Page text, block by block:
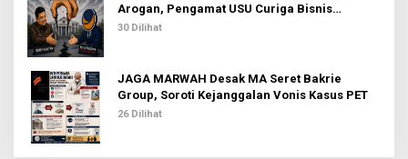
Arogan, Pengamat USU Curiga Bisnis
Reklame
30 Dilihat
JAGA MARWAH Desak MA Seret Bakrie
Group, Soroti Kejanggalan Vonis Kasus PET
26 Dilihat